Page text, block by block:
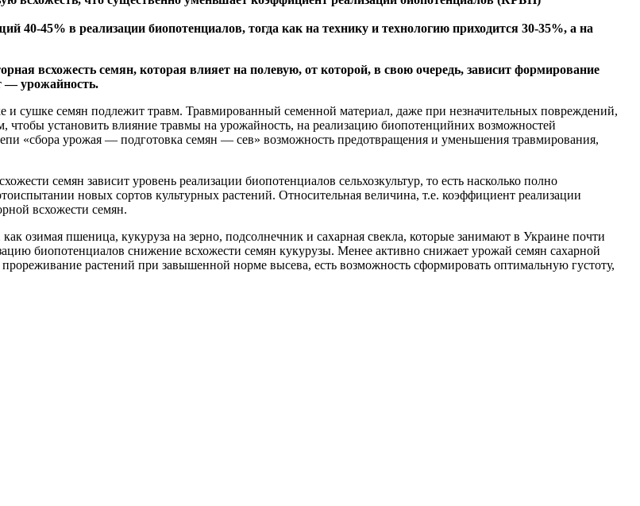
40-45% в реализации биопотенциалов, тогда как на технику и технологию приходится 30-35%, а на
всхожесть семян, которая влияет на полевую, от которой, в свою очередь, зависит формирование
— урожайность.
и сушке семян подлежит травм. Травмированный семенной материал, даже при незначительных повреждений,
чтобы установить влияние травмы на урожайность, на реализацию биопотенцийних возможностей
«сбора урожая — подготовка семян — сев» возможность предотвращения и уменьшения травмирования,
семян зависит уровень реализации биопотенциалов сельхозкультур, то есть насколько полно
новых сортов культурных растений. Относительная величина, т.е. коэффициент реализации
всхожести семян.
озимая пшеница, кукуруза на зерно, подсолнечник и сахарная свекла, которые занимают в Украине почти
биопотенциалов снижение всхожести семян кукурузы. Менее активно снижает урожай семян сахарной
растений при завышенной норме высева, есть возможность сформировать оптимальную густоту,